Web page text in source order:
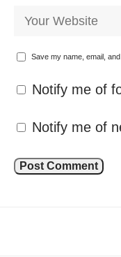
Save my name, email,
Notify me of
Notify me of